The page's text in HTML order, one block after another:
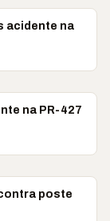
acidente na
na PR-427
poste